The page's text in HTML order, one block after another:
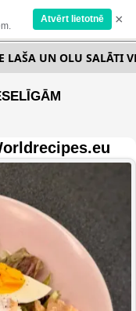
Atvērt lietotnē ×
LAŠA UN OLU SALĀTI